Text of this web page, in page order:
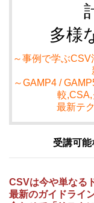
多様
～事例で学ぶ
～GAMP4 /
較
最新テ
受講可
CSVは今や単なる
最新のガイドライ